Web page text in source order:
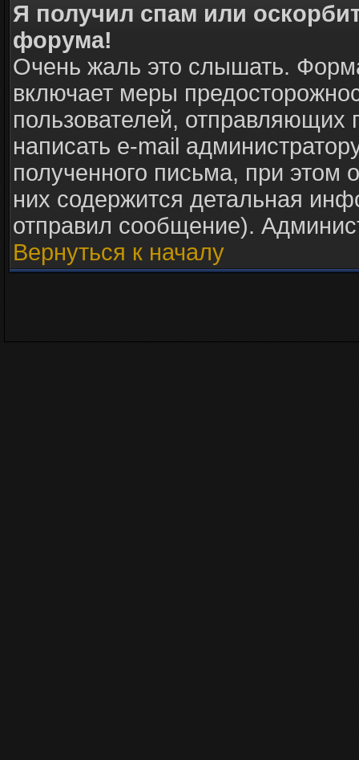
Я получил спам или
форума!
Очень жаль это слышать.
включает меры
пользователей,
написать e-mail
полученного письма, при этом
них содержится детальная
отправил сообщение).
Вернуться к началу